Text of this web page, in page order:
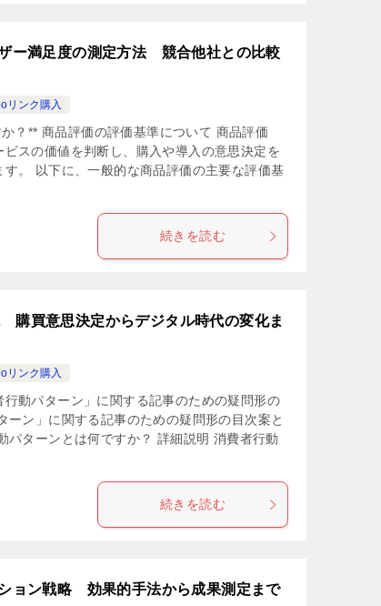
ー満足度の測定方法 競合他社との比較
リンク購入
？** 商品評価の評価基準について 商品評価
スの価値を判断し、購入や導入の意思決定を
。 以下に、一般的な商品評価の主要な評価基
続きを読む
購買意思決定からデジタル時代の変化ま
リンク購入
動パターン」に関する記事のための疑問形の
ン」に関する記事のための疑問形の目次案と
パターンとは何ですか？ 詳細説明 消費者行動
続きを読む
ョン戦略 効果的手法から成果測定まで